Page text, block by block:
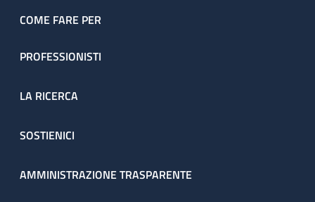
COME FARE PER
PROFESSIONISTI
LA RICERCA
SOSTIENICI
AMMINISTRAZIONE TRASPARENTE